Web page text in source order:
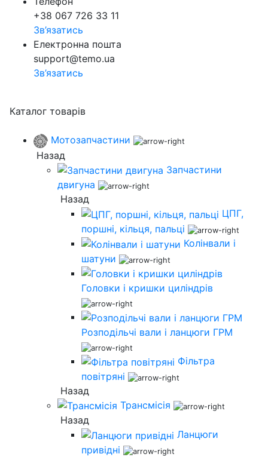
+38 067 726 33 11
Зв’язатись
Електронна пошта
support@temo.ua
Зв’язатись
Каталог товарів
Мотозапчастини
Назад
Запчастини
двигуна
Назад
ЦПГ,
поршні, кільця, пальці
Колінвали і
шатуни
Головки і кришки циліндрів
Розподільчі вали і ланцюги ГРМ
Фільтра
повітряні
Назад
Трансмісія
Назад
Ланцюги
привідні